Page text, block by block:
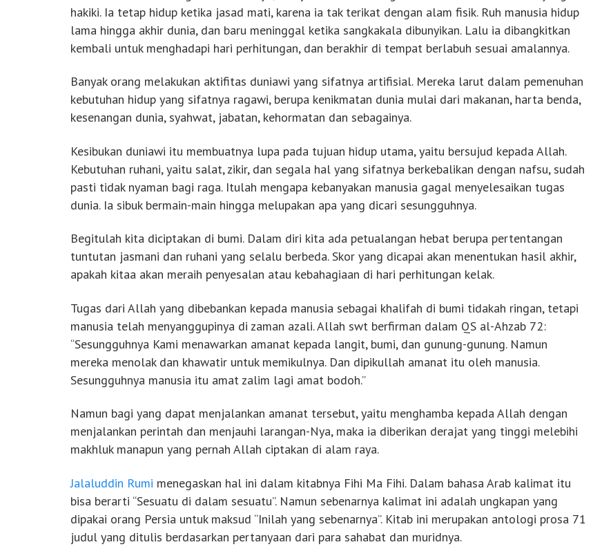
hakiki. Ia tetap hidup ketika jasad mati, karena ia tak terikat dengan alam fisik. Ruh manusia hidup
lama hingga akhir dunia, dan baru meninggal ketika sangkakala dibunyikan. Lalu ia dibangkitkan
kembali untuk menghadapi hari perhitungan, dan berakhir di tempat berlabuh sesuai amalannya.
Banyak orang melakukan aktifitas duniawi yang sifatnya artifisial. Mereka larut dalam pemenuhan
kebutuhan hidup yang sifatnya ragawi, berupa kenikmatan dunia mulai dari makanan, harta benda,
kesenangan dunia, syahwat, jabatan, kehormatan dan sebagainya.
Kesibukan duniawi itu membuatnya lupa pada tujuan hidup utama, yaitu bersujud kepada Allah.
Kebutuhan ruhani, yaitu salat, zikir, dan segala hal yang sifatnya berkebalikan dengan nafsu, sudah
pasti tidak nyaman bagi raga. Itulah mengapa kebanyakan manusia gagal menyelesaikan tugas
dunia. Ia sibuk bermain-main hingga melupakan apa yang dicari sesungguhnya.
Begitulah kita diciptakan di bumi. Dalam diri kita ada petualangan hebat berupa pertentangan
tuntutan jasmani dan ruhani yang selalu berbeda. Skor yang dicapai akan menentukan hasil akhir,
apakah kitaa akan meraih penyesalan atau kebahagiaan di hari perhitungan kelak.
Tugas dari Allah yang dibebankan kepada manusia sebagai khalifah di bumi tidakah ringan, tetapi
manusia telah menyanggupinya di zaman azali. Allah swt berfirman dalam QS al-Ahzab 72:
“Sesungguhnya Kami menawarkan amanat kepada langit, bumi, dan gunung-gunung. Namun
mereka menolak dan khawatir untuk memikulnya. Dan dipikullah amanat itu oleh manusia.
Sesungguhnya manusia itu amat zalim lagi amat bodoh.”
Namun bagi yang dapat menjalankan amanat tersebut, yaitu menghamba kepada Allah dengan
menjalankan perintah dan menjauhi larangan-Nya, maka ia diberikan derajat yang tinggi melebihi
makhluk manapun yang pernah Allah ciptakan di alam raya.
Jalaluddin Rumi menegaskan hal ini dalam kitabnya Fihi Ma Fihi. Dalam bahasa Arab kalimat itu
bisa berarti “Sesuatu di dalam sesuatu”. Namun sebenarnya kalimat ini adalah ungkapan yang
dipakai orang Persia untuk maksud “Inilah yang sebenarnya”. Kitab ini merupakan antologi prosa 71
judul yang ditulis berdasarkan pertanyaan dari para sahabat dan muridnya.